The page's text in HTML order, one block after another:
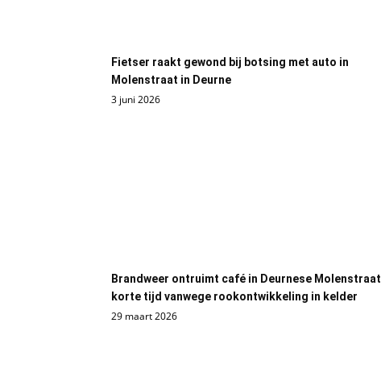
Fietser raakt gewond bij botsing met auto in
Molenstraat in Deurne
3 juni 2026
Brandweer ontruimt café in Deurnese Molenstraat
korte tijd vanwege rookontwikkeling in kelder
29 maart 2026